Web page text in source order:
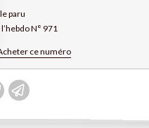
paru
N° 971
ce numéro